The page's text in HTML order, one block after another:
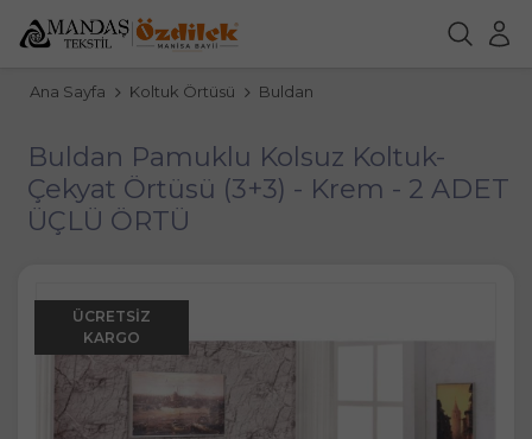
Ana Sayfa Koltuk Örtüsü Buldan
Buldan Pamuklu Kolsuz Koltuk-
Çekyat Örtüsü (3+3) - Krem - 2 ADET
ÜÇLÜ ÖRTÜ
ÜCRETSIZ
KARGO